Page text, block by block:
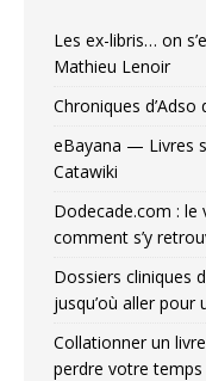
Les ex-libris… on
Mathieu Lenoir
Chroniques
eBayana — Livres
Catawiki
Dodecade.com : le
comment s’y
Dossiers cliniques
jusqu’où aller pour
Collationner un
perdre votre temps